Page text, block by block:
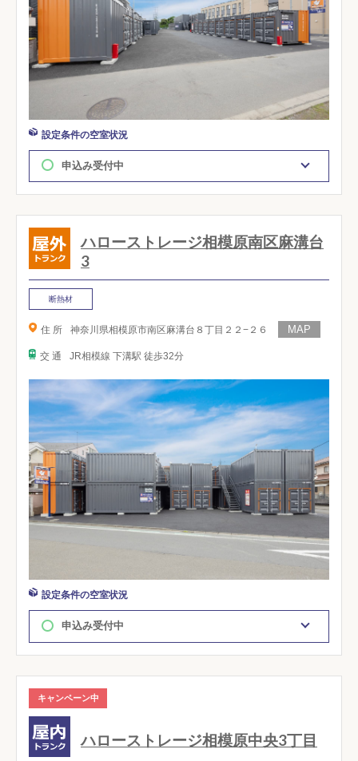
設定条件の空室状況
申込み受付中
ハローストレージ相模原南区麻溝台
3
断熱材
住 所 神奈川県相模原市南区麻溝台８丁目２２−２６
交 通 JR相模線 下溝駅 徒歩32分
設定条件の空室状況
申込み受付中
キャンペーン中
ハローストレージ相模原中央3丁目